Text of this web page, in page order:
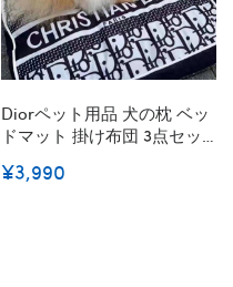
Diorペット用品 犬の枕 ベッ
ドマット 掛け布団 3点セッ
グッズ 柔らかい 快適 洗える
¥3,990